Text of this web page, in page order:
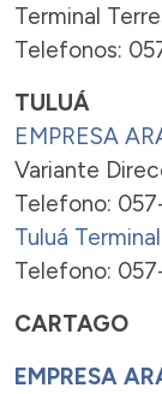
Terminal
Telefonos:
TULUÁ
EMPRESA
Variante
Telefono:
Tuluá Terminal
Telefono:
CARTAGO
EMPRESA